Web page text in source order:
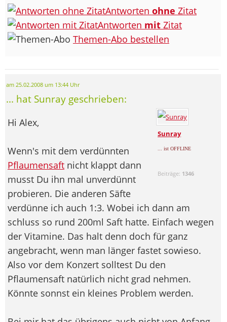
Antworten ohne Zitat
Antworten mit Zitat
Themen-Abo bestellen
am 25.02.2008 um 13:44 Uhr
... hat Sunray geschrieben:
Sunray
... ist OFFLINE
Beiträge: 1346
Hi Alex,
Wenn's mit dem verdünnten
Pflaumensaft nicht klappt dann
musst Du ihn mal unverdünnt
probieren. Die anderen Säfte
verdünne ich auch 1:3. Wobei ich dann am
schluss so rund 200ml Saft hatte. Einfach wegen
der Vitamine. Das halt denn doch für ganz
angebracht, wenn man länger fastet sowieso.
Also vor dem Konzert solltest Du den
Pflaumensaft natürlich nicht grad nehmen.
Könnte sonnst ein kleines Problem werden.